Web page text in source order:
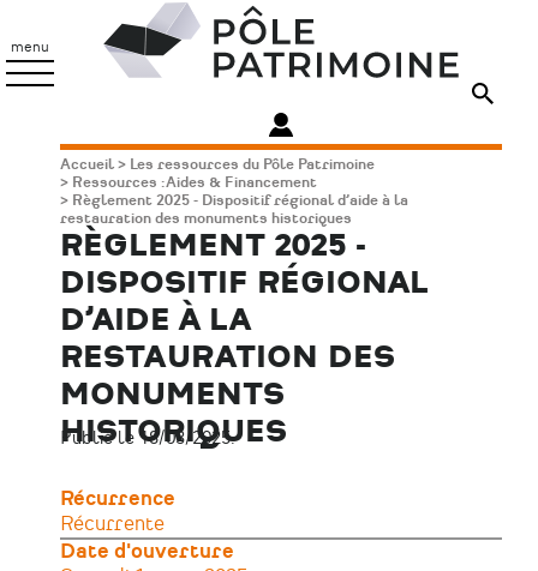
contenu
principal
menu
Patrimoine
Fil
d'Ariane
Accueil
Les ressources du Pôle Patrimoine
Ressources : Aides & Financement
Règlement 2025 - Dispositif régional d’aide à la
restauration des monuments historiques
RÈGLEMENT 2025 -
DISPOSITIF RÉGIONAL
D’AIDE À LA
RESTAURATION DES
MONUMENTS
HISTORIQUES
Publié le 18/03/2025.
Récurrence
Récurrente
Date d'ouverture